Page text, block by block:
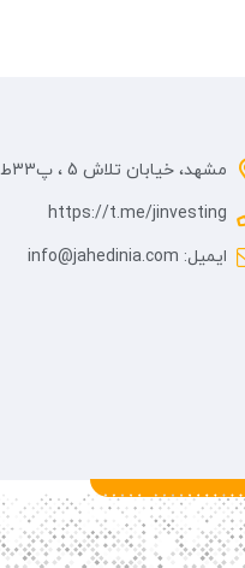
مشهد، خیابان تلاش 5 ، پ33ط2
https://t.me/jinvesting
ایمیل: info@jahedinia.com